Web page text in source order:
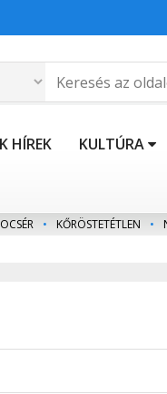
HÍREK KULTÚRA
• KŐRÖSTETÉTLEN •